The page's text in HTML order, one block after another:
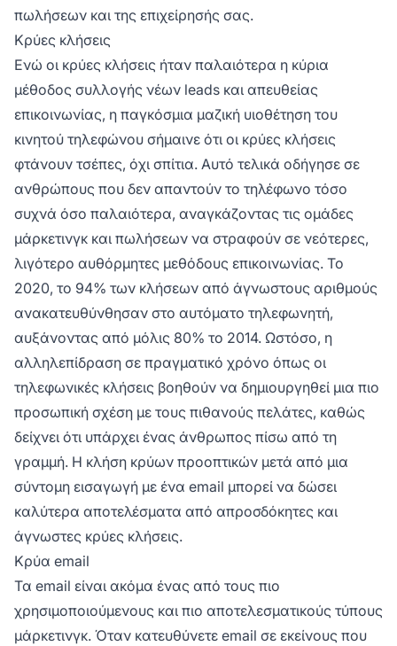
πωλήσεων και της επιχείρησής σας.
Κρύες κλήσεις
Ενώ οι κρύες κλήσεις ήταν παλαιότερα η κύρια
μέθοδος συλλογής νέων leads και απευθείας
επικοινωνίας, η παγκόσμια μαζική υιοθέτηση του
κινητού τηλεφώνου σήμαινε ότι οι κρύες κλήσεις
φτάνουν τσέπες, όχι σπίτια. Αυτό τελικά οδήγησε σε
ανθρώπους που δεν απαντούν το τηλέφωνο τόσο
συχνά όσο παλαιότερα, αναγκάζοντας τις ομάδες
μάρκετινγκ και πωλήσεων να στραφούν σε νεότερες,
λιγότερο αυθόρμητες μεθόδους επικοινωνίας. Το
2020, το 94% των κλήσεων από άγνωστους αριθμούς
ανακατευθύνθησαν στο αυτόματο τηλεφωνητή,
αυξάνοντας από μόλις 80% το 2014. Ωστόσο, η
αλληλεπίδραση σε πραγματικό χρόνο όπως οι
τηλεφωνικές κλήσεις βοηθούν να δημιουργηθεί μια πιο
προσωπική σχέση με τους πιθανούς πελάτες, καθώς
δείχνει ότι υπάρχει ένας άνθρωπος πίσω από τη
γραμμή. Η κλήση κρύων προοπτικών μετά από μια
σύντομη εισαγωγή με ένα email μπορεί να δώσει
καλύτερα αποτελέσματα από απροσδόκητες και
άγνωστες κρύες κλήσεις.
Κρύα email
Τα email είναι ακόμα ένας από τους πιο
χρησιμοποιούμενους και πιο αποτελεσματικούς τύπους
μάρκετινγκ. Όταν κατευθύνετε email σε εκείνους που